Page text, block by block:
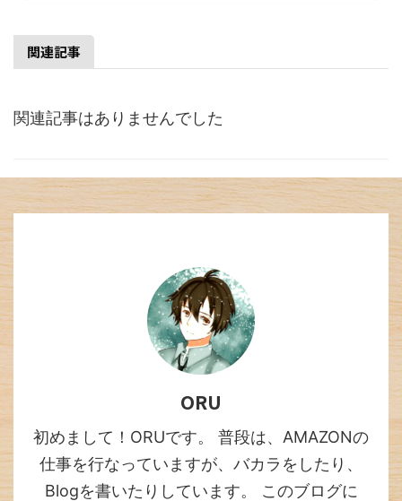
関連記事
関連記事はありませんでした
ORU
初めまして！ORUです。 普段は、AMAZONの
仕事を行なっていますが、バカラをしたり、
Blogを書いたりしています。 このブログに